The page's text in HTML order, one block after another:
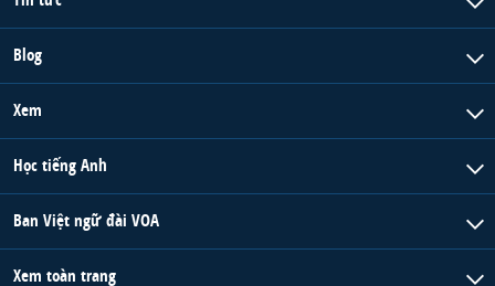
Blog
Xem
Học tiếng Anh
Ban Việt ngữ đài VOA
Xem toàn trang